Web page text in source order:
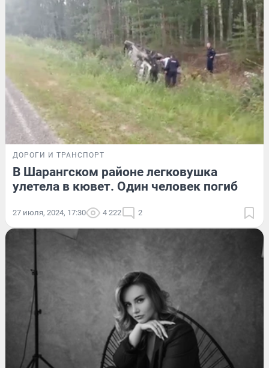
ДОРОГИ И ТРАНСПОРТ
В Шарангском районе легковушка
улетела в кювет. Один человек погиб
27 июля, 2024, 17:30 4 222 2